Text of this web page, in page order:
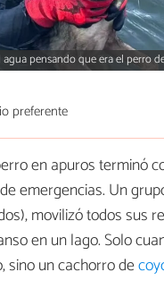
pensando que era el perro
preferente
en apuros terminó
emergencias. Un
movilizó todos sus
en un lago. Solo
sino un cachorro de